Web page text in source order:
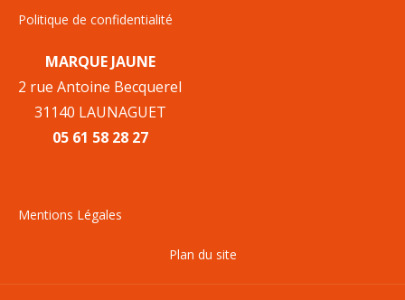
Politique de confidentialité
MARQUE JAUNE
2 rue Antoine Becquerel
31140 LAUNAGUET
05 61 58 28 27
Mentions Légales
Plan du site